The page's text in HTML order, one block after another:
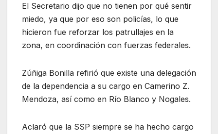
El Secretario dijo que no tienen por qué sentir
miedo, ya que por eso son policías, lo que
hicieron fue reforzar los patrullajes en la
zona, en coordinación con fuerzas federales.
Zúñiga Bonilla refirió que existe una delegación
de la dependencia a su cargo en Camerino Z.
Mendoza, así como en Río Blanco y Nogales.
Aclaró que la SSP siempre se ha hecho cargo